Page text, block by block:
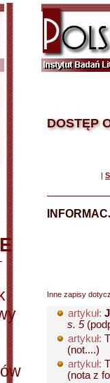
DOSTĘP
|
Inne zapisy
artykuł:
s. 5
artykuł:
(not....)
artykuł:
(nota z